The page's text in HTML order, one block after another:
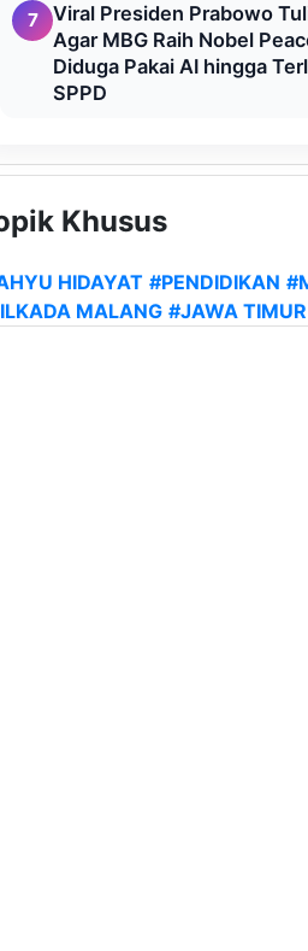
7
Viral Presiden Prabowo
Agar MBG Raih Nobel
Diduga Pakai AI hingga
SPPD
Khusus
HIDAYAT #PENDIDIKAN
MALANG #JAWA TIMUR